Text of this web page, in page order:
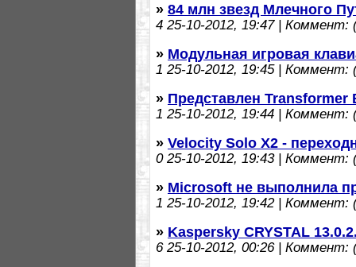
» 84 млн звезд Млечного
4 25-10-2012, 19:47 | Коммент:
» Модульная игровая
1 25-10-2012, 19:45 | Коммент:
» Представлен Transformer
1 25-10-2012, 19:44 | Коммент:
» Velocity Solo X2 -
025-10-2012, 19:43 | Коммент:
» Microsoft не выполнила
1 25-10-2012, 19:42 | Коммент:
» Kaspersky CRYSTAL
625-10-2012, 00:26 | Коммент: